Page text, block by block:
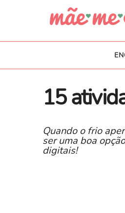
15
Quando o frio
ser uma boa
digitais!